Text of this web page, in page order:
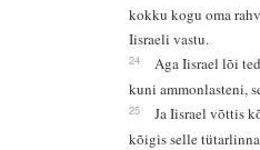
kokku kogu oma
Iisraeli vastu.
24
Aga Iisrael lõi
kuni ammonlasteni,
25
Ja Iisrael võttis
kõigis selle